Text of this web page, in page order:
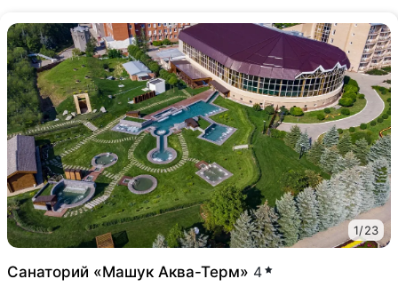
1/23
Санаторий «Машук Аква-Терм» 4